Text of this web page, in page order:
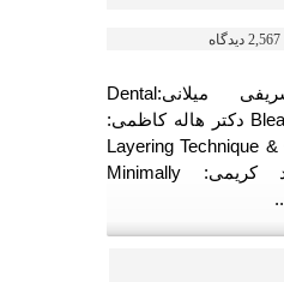
2,567 دیدگاه
دکتر شبنم شریفی میلانی:Dental
Bleaching & Whitening دکتر هاله کاظمی:
Layering Technique
دکتر سوگل نژاد کریمی: Minimally